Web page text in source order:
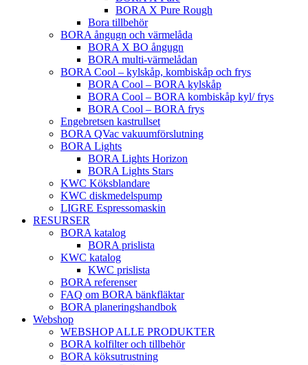
BORA X Pure Rough
Bora tillbehör
BORA ångugn och värmelåda
BORA X BO ångugn
BORA multi-värmelådan
BORA Cool – kylskåp, kombiskåp och frys
BORA Cool – BORA kylskåp
BORA Cool – BORA kombiskåp kyl/ frys
BORA Cool – BORA frys
Engebretsen kastrullset
BORA QVac vakuumförslutning
BORA Lights
BORA Lights Horizon
BORA Lights Stars
KWC Köksblandare
KWC diskmedelspump
LIGRE Espressomaskin
RESURSER
BORA katalog
BORA prislista
KWC katalog
KWC prislista
BORA referenser
FAQ om BORA bänkfläktar
BORA planeringshandbok
Webshop
WEBSHOP ALLE PRODUKTER
BORA kolfilter och tillbehör
BORA köksutrustning